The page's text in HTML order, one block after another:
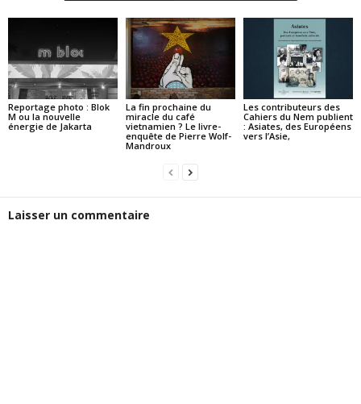
Reportage photo : Blok
M ou la nouvelle
énergie de Jakarta
La fin prochaine du
miracle du café
vietnamien ? Le livre-
enquête de Pierre Wolf-
Mandroux
Les contributeurs des
Cahiers du Nem publient
: Asiates, des Européens
vers l’Asie,
Laisser un commentaire